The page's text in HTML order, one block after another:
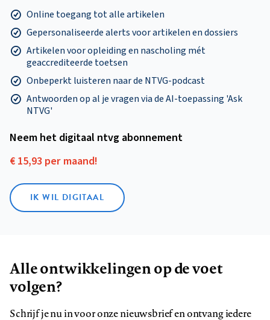
Online toegang tot alle artikelen
Gepersonaliseerde alerts voor artikelen en dossiers
Artikelen voor opleiding en nascholing mét
geaccrediteerde toetsen
Onbeperkt luisteren naar de NTVG-podcast
Antwoorden op al je vragen via de AI-toepassing 'Ask
NTVG'
Neem het digitaal ntvg abonnement
€ 15,93 per maand!
IK WIL DIGITAAL
Alle ontwikkelingen op de voet
volgen?
Schrijf je nu in voor onze nieuwsbrief en ontvang iedere